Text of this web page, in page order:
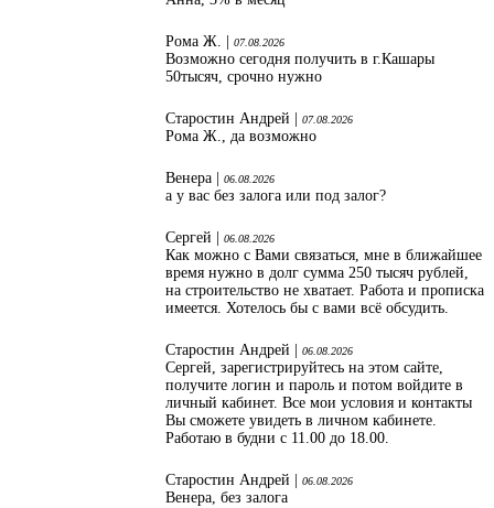
Рома Ж. | 07.08.2026
Возможно сегодня получить в г.Кашары
50тысяч, срочно нужно
Старостин Андрей | 07.08.2026
Рома Ж., да возможно
Венера | 06.08.2026
а у вас без залога или под залог?
Сергей | 06.08.2026
Как можно с Вами связаться, мне в ближайшее
время нужно в долг сумма 250 тысяч рублей,
на строительство не хватает. Работа и прописка
имеется. Хотелось бы с вами всё обсудить.
Старостин Андрей | 06.08.2026
Сергей, зарегистрируйтесь на этом сайте,
получите логин и пароль и потом войдите в
личный кабинет. Все мои условия и контакты
Вы сможете увидеть в личном кабинете.
Работаю в будни с 11.00 до 18.00.
Старостин Андрей | 06.08.2026
Венера, без залога